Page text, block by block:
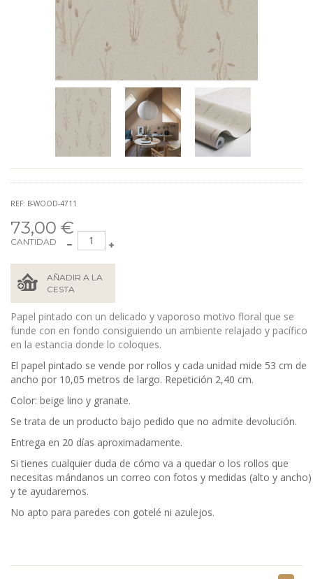
REF: B-WOOD-4711
73,00 €
CANTIDAD
AÑADIR A LA
CESTA
Papel pintado con un delicado y vaporoso motivo floral que se
funde con en fondo consiguiendo un ambiente relajado y pacífico
en la estancia donde lo coloques.
El papel pintado se vende por rollos y cada unidad mide 53 cm de
ancho por 10,05 metros de largo. Repetición 2,40 cm.
Color: beige lino y granate.
Se trata de un producto bajo pedido que no admite devolución.
Entrega en 20 días aproximadamente.
Si tienes cualquier duda de cómo va a quedar o los rollos que
necesitas mándanos un correo con fotos y medidas (alto y ancho)
y te ayudaremos.
No apto para paredes con gotelé ni azulejos.